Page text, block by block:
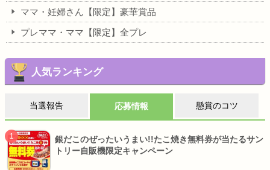
ママ・妊婦さん【限定】豪華賞品
プレママ・ママ【限定】全プレ
人気ランキング
当選報告 応募情報 懸賞のコツ
銀だこのぜったいうまい!!たこ焼き無料券が当たるサン
トリー自販機限定キャンペーン